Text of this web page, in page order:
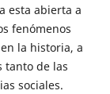
esta abierta a
fenómenos
la historia, a
tanto de las
sociales.